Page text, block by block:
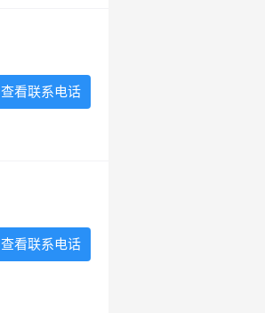
查看联系电话
查看联系电话